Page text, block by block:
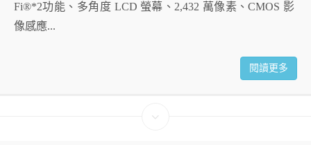
Fi®*2功能、多角度 LCD 螢幕、2,432 萬像素、CMOS 影
像感應...
閱讀更多